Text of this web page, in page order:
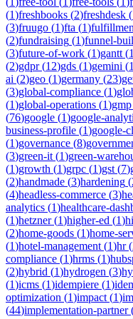
(1)freshbooks (2)freshdesk (
(3)fruugo (1)fta (1)
(2)fundraising (1)funnel-
(3)future-of-work (1)gantt (1
(2)gdpr(12)gds (1)gemini (1
ai (2)geo (1)germany (23)
(3)global-compliance (1)
(1)global-operations (1)gmp
(76)google (1)google-
business-profile (1)google-
(1)governance (8)
(3)green-it (1)green-
(1)growth (1)grpc (1)gst (7)
(2)handmade (3)hardening (
(4)headless-commerce (3)
analytics (1)healthcare-
(1)hetzner(1)higher-ed (1)
(2)home-goods (1)home-
(1)hotel-management (1)hr(
compliance (1)hrms (1)
(2)hybrid (1)hydrogen (3)
(1)icms (1)idempiere (1)
optimization (1)impact (1)
(44)implementation-partner